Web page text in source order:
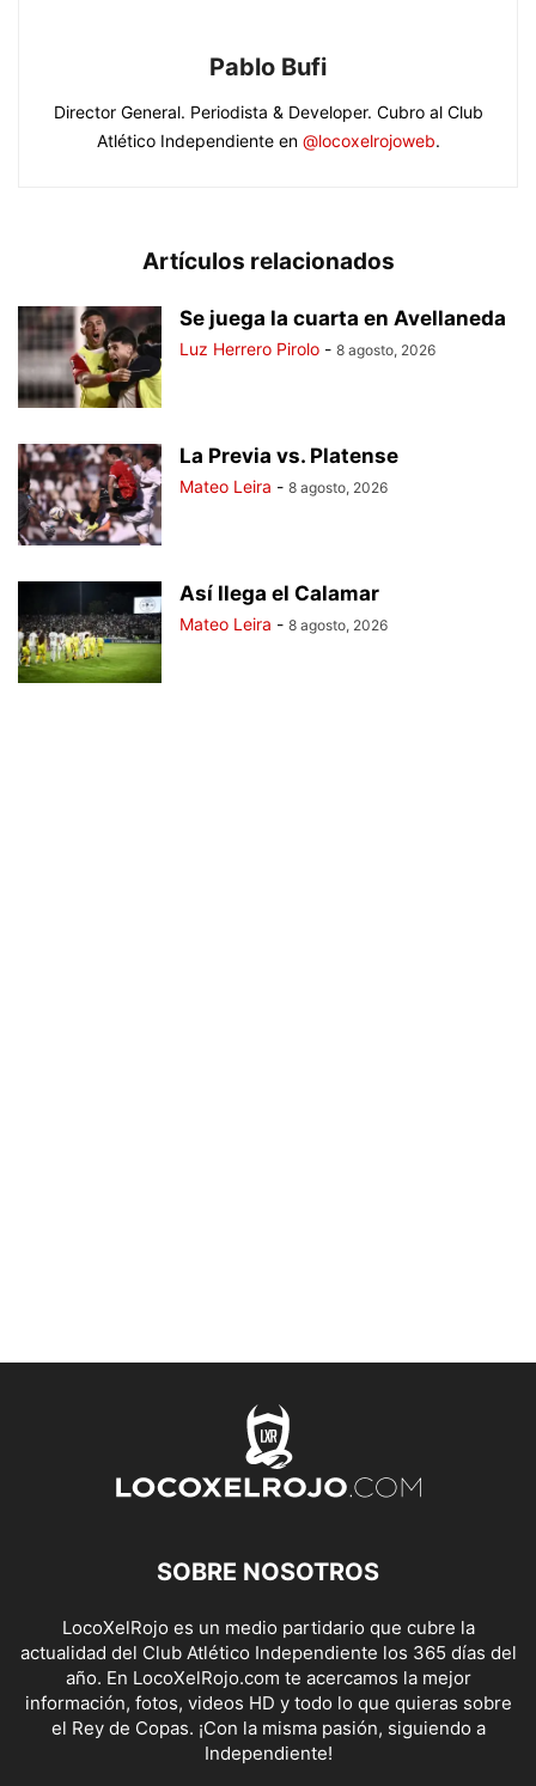
Pablo Bufi
Director General. Periodista & Developer. Cubro al Club
Atlético Independiente en @locoxelrojoweb.
Artículos relacionados
Se juega la cuarta en Avellaneda
Luz Herrero Pirolo - 8 agosto, 2026
La Previa vs. Platense
Mateo Leira - 8 agosto, 2026
Así llega el Calamar
Mateo Leira - 8 agosto, 2026
SOBRE NOSOTROS
LocoXelRojo es un medio partidario que cubre la
actualidad del Club Atlético Independiente los 365 días del
año. En LocoXelRojo.com te acercamos la mejor
información, fotos, videos HD y todo lo que quieras sobre
el Rey de Copas. ¡Con la misma pasión, siguiendo a
Independiente!